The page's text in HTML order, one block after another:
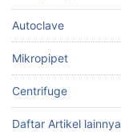
Autoclave
Mikropipet
Centrifuge
Daftar Artikel lainnya